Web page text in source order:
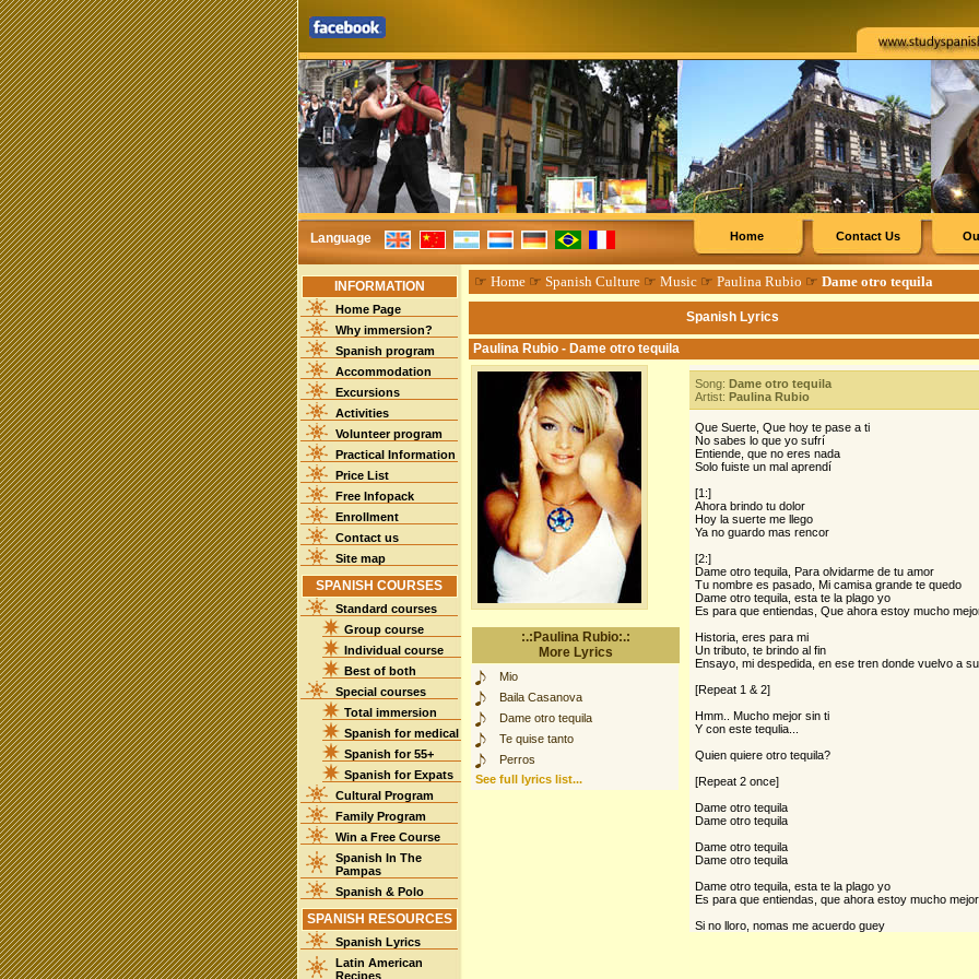
Language Contact Us
Home
INFORMATION
Home Page
Why immersion?
Spanish program
Accommodation
Excursions
Activities
Volunteer program
Practical Information
Price List
Free Infopack
Enrollment
Contact us
Site map
SPANISH COURSES
Standard courses
Group course
Individual course
Best of both
Special courses
Total immersion
Spanish for medical
Spanish for 55+
Spanish for Expats
Cultural Program
Family Program
Win a Free Course
Spanish In The
Pampas
Spanish & Polo
SPANISH RESOURCES
Spanish Lyrics
Latin American
Recipes
☞ Home☞ Spanish Culture☞ Music☞ Paulina Rubio ☞ Dame otro tequila
Spanish Lyrics
Paulina Rubio - Dame otro tequila
:.:Paulina Rubio:.:
More Lyrics
Mio
Baila Casanova
Dame otro tequila
Te quise tanto
Perros
See full lyrics list...
Song: Dame otro tequila
Artist: Paulina Rubio
Que Suerte, Que hoy te pase a ti
No sabes lo que yo sufrí
Entiende, que no eres nada
Solo fuiste un mal aprendí
[1:]
Ahora brindo tu dolor
Hoy la suerte me llego
Ya no guardo mas rencor
[2:]
Dame otro tequila, Para olvidarme de tu amor
Tu nombre es pasado, Mi camisa grande te quedo
Dame otro tequila, esta te la plago yo
Es para que entiendas, Que ahora estoy mucho
Historia, eres para mi
Un tributo, te brindo al fin
Ensayo, mi despedida, en ese tren donde vuelvo a
[Repeat 1 & 2]
Hmm.. Mucho mejor sin ti
Y con este tequlia...
Quien quiere otro tequila?
[Repeat 2 once]
Dame otro tequila
Dame otro tequila
Dame otro tequila
Dame otro tequila
Dame otro tequila, esta te la plago yo
Es para que entiendas, que ahora estoy mucho mejor
Si no lloro, nomas me acuerdo guey